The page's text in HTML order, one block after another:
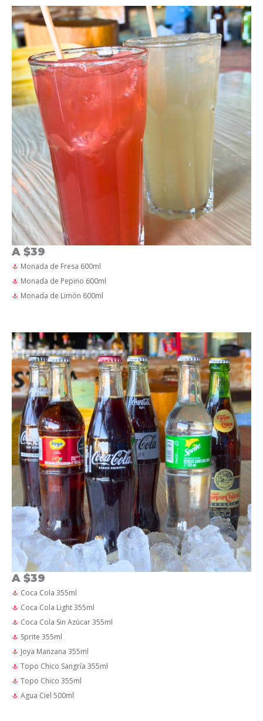
A $39
Monada de Fresa 600ml
Monada de Pepino 600ml
Monada de Limón 600ml
A $39
Coca Cola 355ml
Coca Cola Light 355ml
Coca Cola Sin Azúcar 355ml
Sprite 355ml
Joya Manzana 355ml
Topo Chico Sangría 355ml
Topo Chico 355ml
Agua Ciel 500ml